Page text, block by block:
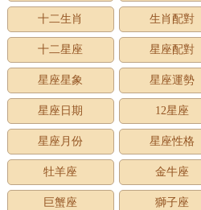
十二生肖 生肖配對
十二星座 星座配對
星座星象 星座運勢
星座日期 12星座
星座月份 星座性格
牡羊座 金牛座
巨蟹座 獅子座